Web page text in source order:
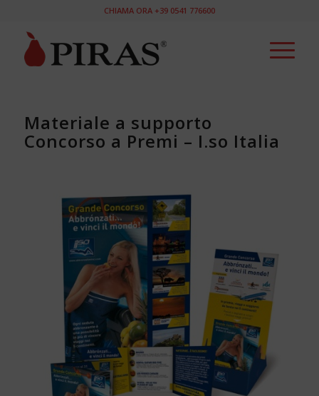
CHIAMA ORA +39 0541 776600
Materiale a supporto
Concorso a Premi – I.so Italia